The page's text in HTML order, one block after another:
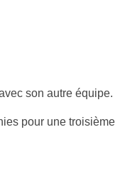
son autre équipe.
pour une troisième